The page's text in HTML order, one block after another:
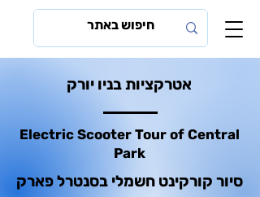
אטרקציות בניו יורק
Electric Scooter Tour of Central
Park
סיור קורקינט חשמלי בסנטרל פארק